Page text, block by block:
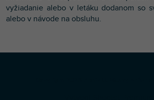
vyžiadanie alebo v letáku dodanom so
alebo v návode na obsluhu.